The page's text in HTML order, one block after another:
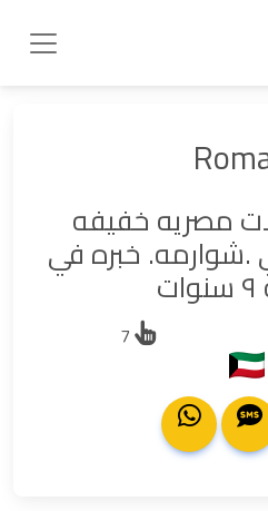
مصريه خفيفه
.شوارمه. خبره في